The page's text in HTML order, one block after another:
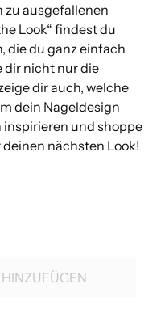
zu ausgefallenen
Look“ findest du
die du ganz einfach
dir nicht nur die
dir auch, welche
dein Nageldesign
inspirieren und shoppe
nächsten Look!